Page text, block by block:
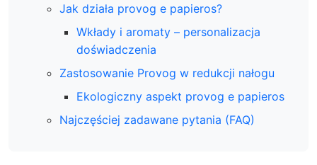
Jak działa provog e papieros?
Wkłady i aromaty – personalizacja
doświadczenia
Zastosowanie Provog w redukcji nałogu
Ekologiczny aspekt provog e papieros
Najczęściej zadawane pytania (FAQ)